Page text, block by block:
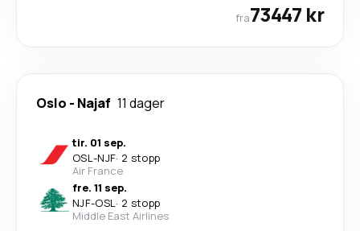
fra73447 kr
Oslo - Najaf 11 dager
tir. 01 sep.
OSL-NJF· 2 stopp
Air France
fre. 11 sep.
NJF-OSL· 2 stopp
Middle East Airlines